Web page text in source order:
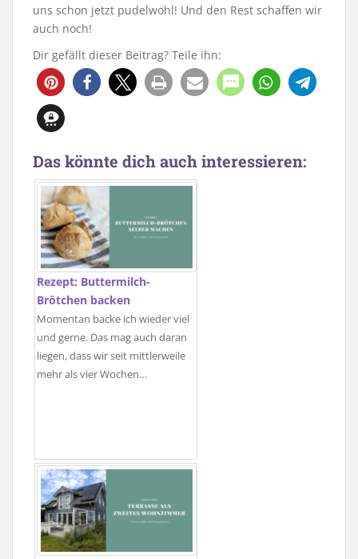
uns schon jetzt pudelwohl! Und den Rest schaffen wir
auch noch!
Dir gefällt dieser Beitrag? Teile ihn:
2
Das könnte dich auch interessieren:
Rezept: Buttermilch-
Brötchen backen
Momentan backe ich wieder viel
und gerne. Das mag auch daran
liegen, dass wir seit mittlerweile
mehr als vier Wochen…